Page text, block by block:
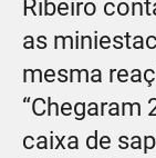
Ribeiro
as
mesma
“Chegaram
caixa de